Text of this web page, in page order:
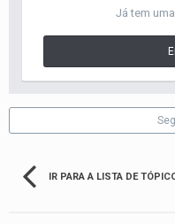
Já tem
IR PARA A LISTA DE